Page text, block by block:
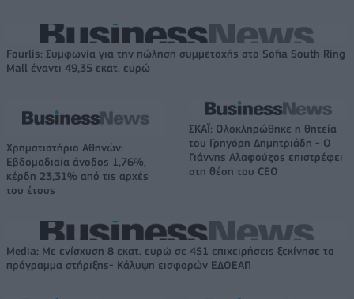
Fourlis: Συμφωνία για την πώληση συμμετοχής στο Sofia South Ring
Mall έναντι 49,35 εκατ. ευρώ
Χρηματιστήριο Αθηνών:
Εβδομαδιαία άνοδος 1,76%,
κέρδη 23,31% από τις αρχές
του έτους
ΣΚΑΪ: Ολοκληρώθηκε η θητεία
του Γρηγόρη Δημητριάδη - Ο
Γιάννης Αλαφούζος επιστρέφει
στη θέση του CEO
Media: Με ενίσχυση 8 εκατ. ευρώ σε 451 επιχειρήσεις ξεκίνησε το
πρόγραμμα στήριξης- Κάλυψη εισφορών ΕΔΟΕΑΠ